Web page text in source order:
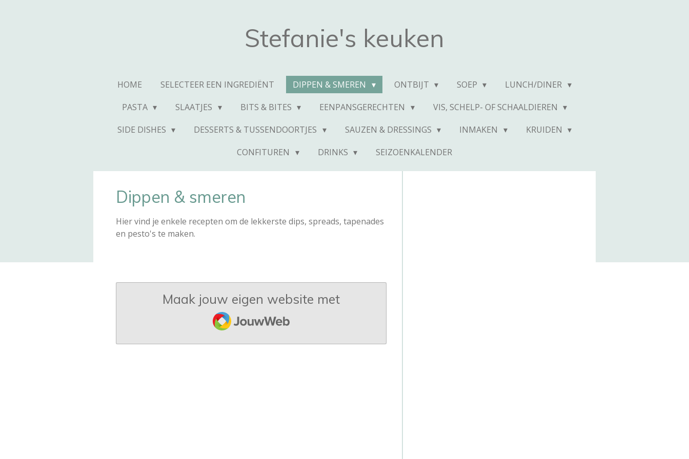
Stefanie's keuken
HOME SELECTEER EEN INGREDIËNT DIPPEN & SMEREN ONTBIJT SOEP
LUNCH/DINER
PASTA
SLAATJES BITS & BITES EENPANSGERECHTEN
VIS, SCHELP- OF SCHAALDIEREN
SIDE DISHES
DESSERTS & TUSSENDOORTJES SAUZEN & DRESSINGS INMAKEN
KRUIDEN
CONFITUREN
DRINKS SEIZOENKALENDER
Dippen & smeren
Hier vind je enkele recepten om de lekkerste dips, spreads, tapenades
en pesto's te maken.
Maak jouw eigen website met
JouwWeb